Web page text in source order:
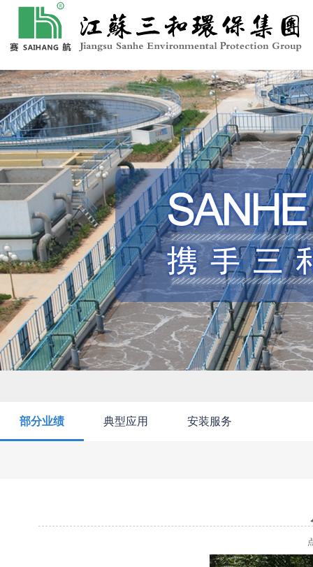
部分业绩 典型应用 安装服务